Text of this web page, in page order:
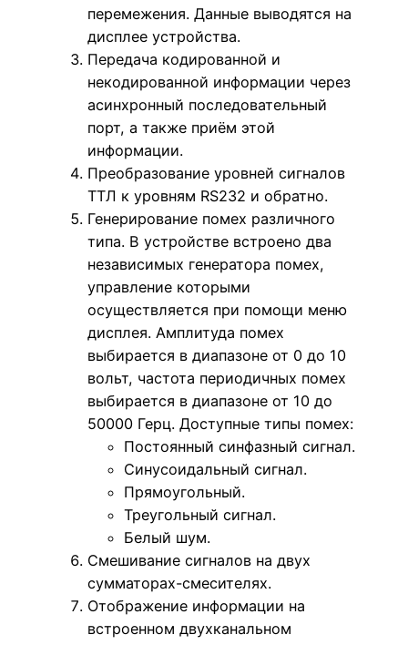
перемежения. Данные выводятся на
дисплее устройства.
Передача кодированной и
некодированной информации через
асинхронный последовательный
порт, а также приём этой
информации.
Преобразование уровней сигналов
ТТЛ к уровням RS232 и обратно.
Генерирование помех различного
типа. В устройстве встроено два
независимых генератора помех,
управление которыми
осуществляется при помощи меню
дисплея. Амплитуда помех
выбирается в диапазоне от 0 до 10
вольт, частота периодичных помех
выбирается в диапазоне от 10 до
50000 Герц. Доступные типы помех:
Постоянный синфазный сигнал.
Синусоидальный сигнал.
Прямоугольный.
Треугольный сигнал.
Белый шум.
Смешивание сигналов на двух
сумматорах-смесителях.
Отображение информации на
встроенном двухканальном